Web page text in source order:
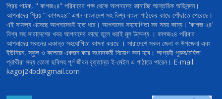
প্রিয় পাঠক, " কাগজ২৪” পরিবারের পক্ষ থেকে আপনাদের জানাচ্ছি আন্তরিক অভিনন্দন।
আপনাদের প্রিয় “ কাগজ২৪” এখন বাংলাদেশ সহ বিশ্ব বাংলা পাঠকের কাছে পৌঁছাতে পেরেছে।
এই সাফল্য এসেছে আপনাদেরই হাত ধরে। আপনাদের সহযোগিতা সব সময় কাম্য। 'কাগজ ২৪'
বিশ্ব সহ সারাদেশের খবর আপনাদের কাছে তুলে ধরাই মূল উদ্দেশ্য । কাগজ২৪ পরিবার
আপনাদের সকলের একান্ত সহযোগিতা কামনা করছে । সারাদেশে সকল জেলা ও উপজেলা এবং
ইউনিয়ন, স্কুল ও কলেজে একজন করে সংবাদকর্মী নিয়োগ করা হবে। আগ্রহী পুরুষ/মহিলা
প্রার্থীরা সদ্য তোলা ছবিসহ পূর্ণ জীবন বৃত্তান্ত ই-মেইল এ পাঠাতে পারেন। E-mail:
kagoj24bd@gmail.com